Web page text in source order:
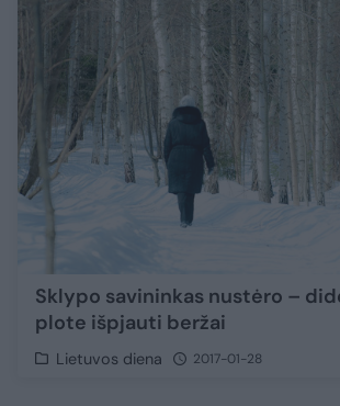
Sklypo savininkas nustėro –
plote išpjauti beržai
Lietuvos diena 2017-01-28